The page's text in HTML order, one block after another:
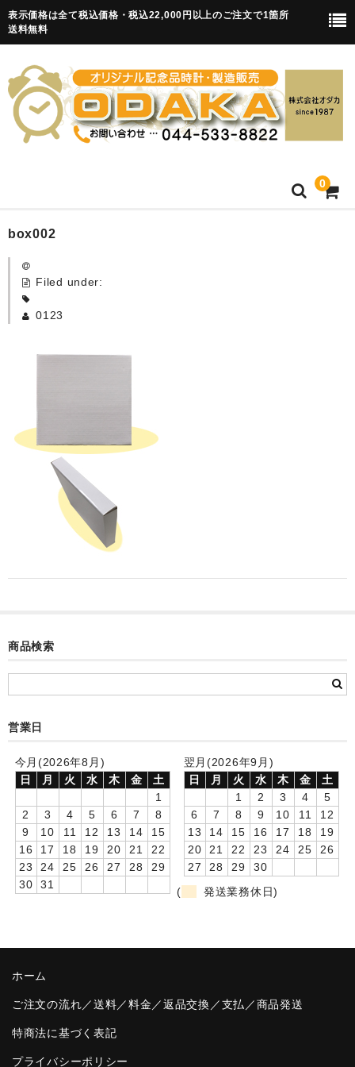
表示価格は全て税込価格・税込22,000円以上のご注文で1箇所
送料無料
0
HOME
卒園記念品
音声時計(集合)
目覚まし時計(個別)
お絵かきギャラリープラス(絵＋個別)
卒園DVDアルバム
園や先生への贈り物
音声入りフォトフレームクロック(集合)
音声入りフォトフレームクロック(校歌)
目覚まし時計(集合)
温湿度計付目覚まし時計
制服メモリー
box002
Filed under:
0123
商品検索
営業日
今月(2026年8月)
日
月 火 水 木 金
土
1
2
3 4 5 6 7
8
9
10 11 12 13 14
15
16
17 18 19 20 21
22
23
24 25 26 27 28
29
30
31
翌月(2026年9月)
日
月 火 水 木 金
土
1
2 3 4
5
6
7 8 9 10 11
12
13
14 15 16 17 18
19
20
21 22 23 24 25
26
27
28 29
30
(
発送業務休日)
ホーム
ご注文の流れ／送料／料金／返品交換／支払／商品発送
特商法に基づく表記
プライバシーポリシー